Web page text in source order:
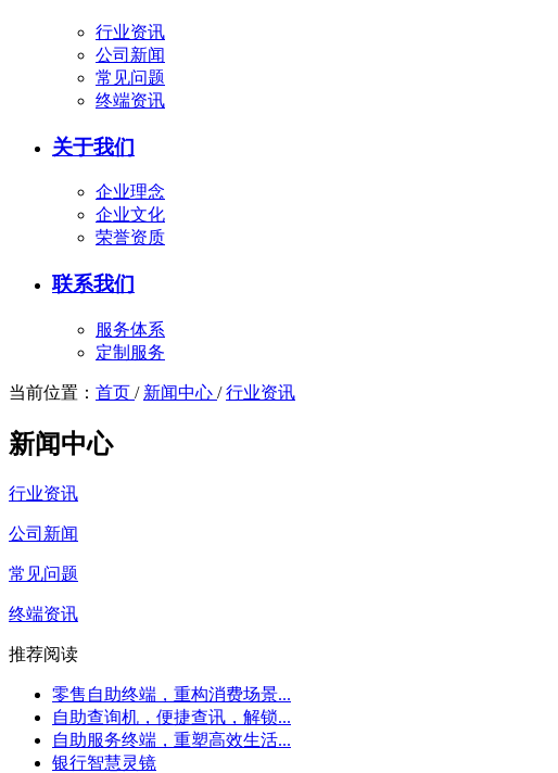
行业资讯
公司新闻
常见问题
终端资讯
关于我们
企业理念
企业文化
荣誉资质
联系我们
服务体系
定制服务
当前位置： 首页 / 新闻中心 /行业资讯
新闻中心
行业资讯
公司新闻
常见问题
终端资讯
推荐阅读
零售自助终端，重构消费场景...
自助查询机，便捷查讯，解锁...
自助服务终端，重塑高效生活...
银行智慧灵镜